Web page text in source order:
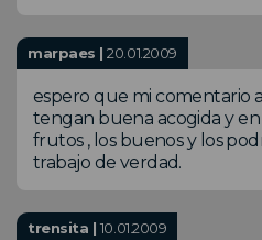
marpaes |20.01.2009
espero que mi comentario
tengan buena acogida y
frutos , los buenos y los
trabajo de verdad.
trensita | 10.01.2009